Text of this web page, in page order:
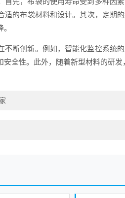
适的布袋材料和设计。其次，定期
断创新。例如，智能化监控系统
全性。此外，随着新型材料的研发